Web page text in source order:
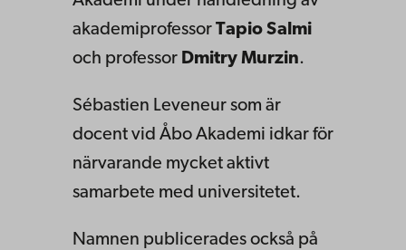
akademiprofessor Tapio Salmi
och professor Dmitry Murzin.
Sébastien Leveneur som är
docent vid Åbo Akademi idkar för
närvarande mycket aktivt
samarbete med universitetet.
Namnen publicerades också på